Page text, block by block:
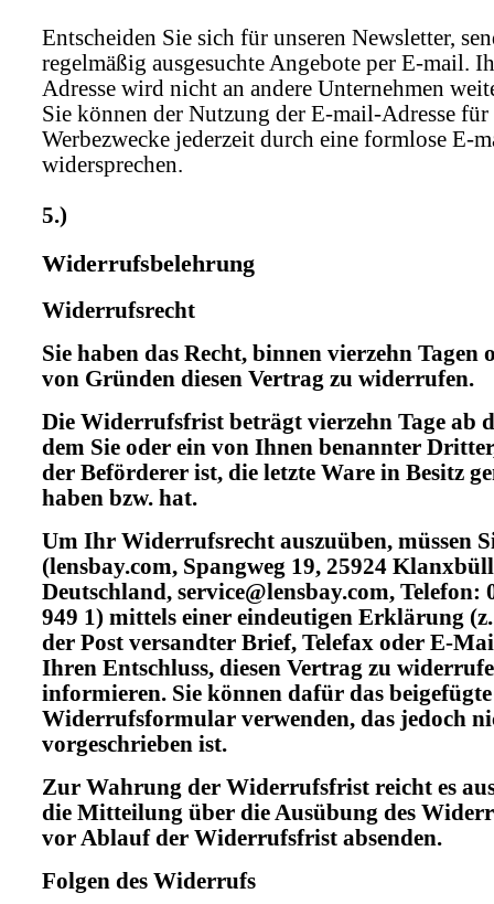
Entscheiden Sie sich für unseren Newsletter,
regelmäßig ausgesuchte Angebote per E-mail.
Adresse wird nicht an andere Unternehmen
Sie können der Nutzung der E-mail-Adresse für
Werbezwecke jederzeit durch eine formlose E-
widersprechen.
5.)
Widerrufsbelehrung
Widerrufsrecht
Sie haben das Recht, binnen vierzehn Tagen
von Gründen diesen Vertrag zu widerrufen.
Die Widerrufsfrist beträgt vierzehn Tage ab
dem Sie oder ein von Ihnen benannter
der Beförderer ist, die letzte Ware in Besitz
haben bzw. hat.
Um Ihr Widerrufsrecht auszuüben, müssen
(lensbay.com, Spangweg 19, 25924
Deutschland, service@lensbay.com, Telefon:
949 1) mittels einer eindeutigen Erklärung
der Post versandter Brief, Telefax oder E-
Ihren Entschluss, diesen Vertrag zu
informieren. Sie können dafür das
Widerrufsformular verwenden, das jedoch
vorgeschrieben ist.
Zur Wahrung der Widerrufsfrist reicht es
die Mitteilung über die Ausübung des
vor Ablauf der Widerrufsfrist absenden.
Folgen des Widerrufs